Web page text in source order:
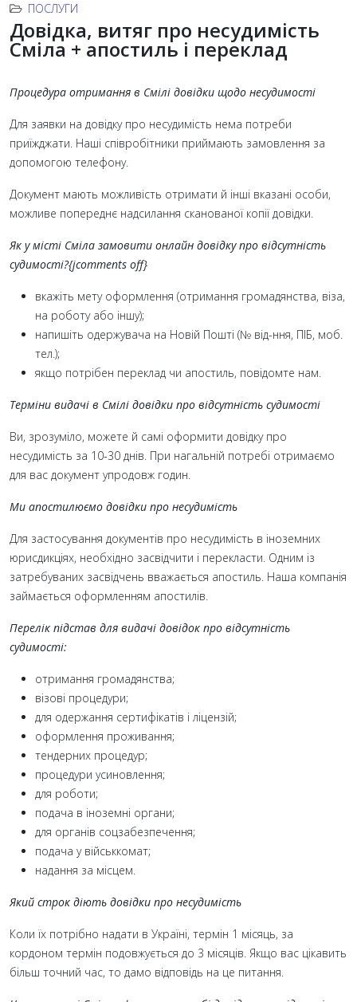
ПОСЛУГИ
Довідка, витяг про несудимість
Сміла + апостиль і переклад
Процедура отримання в Смілі довідки щодо несудимості
Для заявки на довідку про несудимість нема потреби
приїжджати. Наші співробітники приймають замовлення за
допомогою телефону.
Документ мають можливість отримати й інші вказані особи,
можливе попереднє надсилання сканованої копії довідки.
Як у місті Сміла замовити онлайн довідку про відсутність
судимості?{jcomments off}
вкажіть мету оформлення (отримання громадянства, віза,
на роботу або іншу);
напишіть одержувача на Новій Пошті (№ від-ння, ПІБ, моб.
тел.);
якщо потрібен переклад чи апостиль, повідомте нам.
Терміни видачі в Смілі довідки про відсутність судимості
Ви, зрозуміло, можете й самі оформити довідку про
несудимість за 10-30 днів. При нагальній потребі отримаємо
для вас документ упродовж годин.
Ми апостилюємо довідки про несудимість
Для застосування документів про несудимість в іноземних
юрисдикціях, необхідно засвідчити і перекласти. Одним із
затребуваних засвідчень вважається апостиль. Наша компанія
займається оформленням апостилів.
Перелік підстав для видачі довідок про відсутність
судимості:
отримання громадянства;
візові процедури;
для одержання сертифікатів і ліцензій;
оформлення проживання;
тендерних процедур;
процедури усиновлення;
для роботи;
подача в іноземні органи;
для органів соцзабезпечення;
подача у військкомат;
надання за місцем.
Який строк діють довідки про несудимість
Коли їх потрібно надати в Україні, термін 1 місяць, за
кордоном термін подовжується до 3 місяців. Якщо вас цікавить
більш точний час, то дамо відповідь на це питання.